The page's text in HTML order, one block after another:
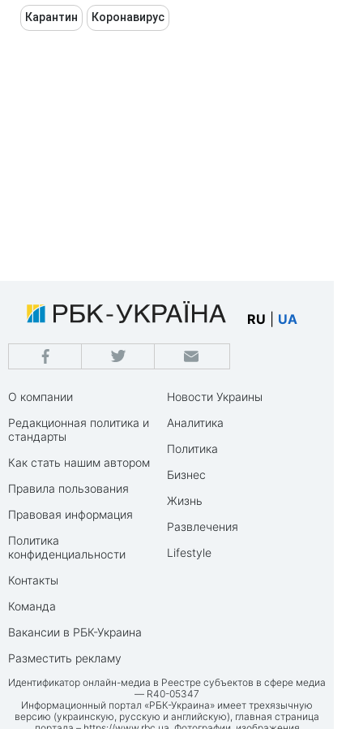
Карантин Коронавирус
RU UA
О компании
Редакционная политика и
стандарты
Как стать нашим автором
Правила пользования
Правовая информация
Политика
конфиденциальности
Контакты
Команда
Вакансии в РБК-Украина
Разместить рекламу
Новости Украины
Аналитика
Политика
Бизнес
Жизнь
Развлечения
Lifestyle
Идентификатор онлайн-медиа в Реестре субъектов в сфере медиа
— R40-05347
Информационный портал «РБК-Украина» имеет трехязычную
версию (украинскую, русскую и английскую), главная страница